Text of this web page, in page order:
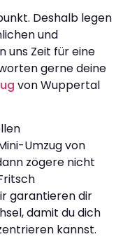
Deshalb legen
und
uns Zeit für eine
gerne deine
von Wuppertal
Umzug von
zögere nicht
garantieren dir
damit du dich
kannst.